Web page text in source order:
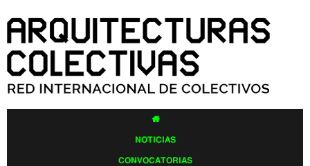
contenido
principal

NOTICIAS
CONVOCATORIAS